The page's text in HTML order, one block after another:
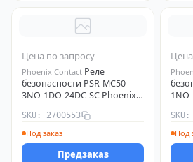
Цена по запросу
Phoenix Contact Реле
безопасности PSR-MC50-
3NO-1DO-24DC-SC Phoenix
SKU: 2700553
Под заказ
Предзаказ
Под